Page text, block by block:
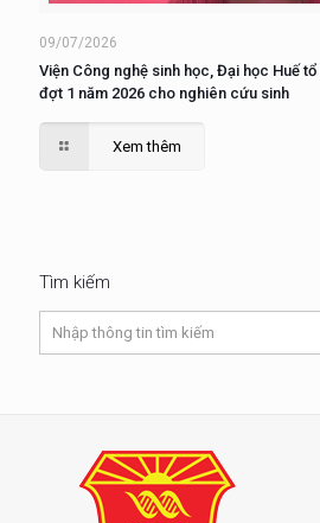
09/07/2026
Viện Công nghệ sinh học, Đại học Huế
đợt 1 năm 2026 cho nghiên cứu sinh
Xem thêm
Tìm kiếm